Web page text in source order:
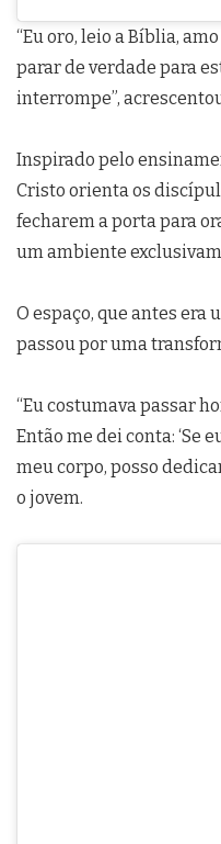
“Eu oro, leio a Bíblia,
parar de verdade para
interrompe”,
Inspirado pelo
Cristo orienta os
fecharem a porta para
um ambiente
O espaço, que antes era
passou por uma
“Eu costumava passar
Então me dei conta: ‘Se
meu corpo, posso
o jovem.